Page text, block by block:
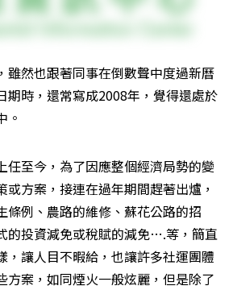
雖然也跟著同事在倒數聲中度過新曆
期時，還常寫成2008年，覺得還處於
。
任至今，為了因應整個經濟局勢的變
或方案，接連在過年期間趕著出爐，
條例、農路的維修、蘇花公路的招
的投資減免或稅賦的減免….等，簡直
，讓人目不暇給，也讓許多社運團體
方案，如同煙火一般炫麗，但是除了